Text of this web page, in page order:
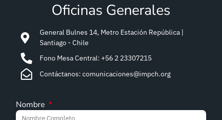
Oficinas Generales
General Bulnes 14, Metro Estación República |
Santiago - Chile
Fono Mesa Central: +56 2 23307215
Contáctanos: comunicaciones@impch.org
Nombre